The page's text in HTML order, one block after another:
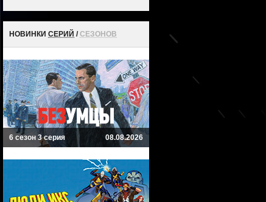
НОВИНКИ СЕРИЙ /СЕЗОНОВ
6 сезон 3 серия 08.08.2026